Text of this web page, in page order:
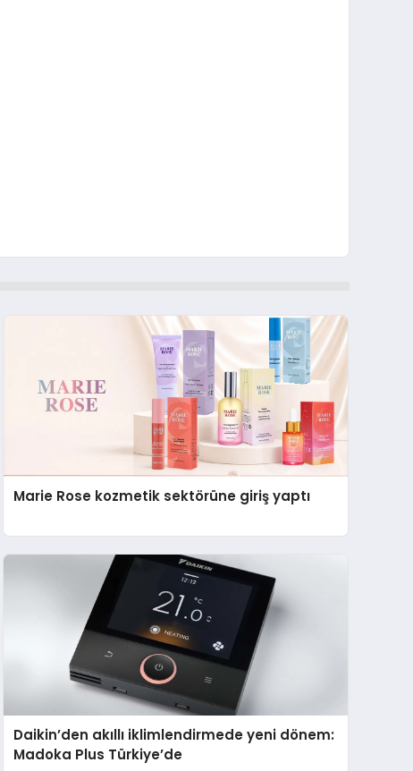
Marie Rose kozmetik sektörüne giriş yaptı
Daikin’den akıllı iklimlendirmede yeni dönem:
Madoka Plus Türkiye’de